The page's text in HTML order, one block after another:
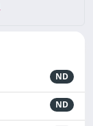
ND
ND